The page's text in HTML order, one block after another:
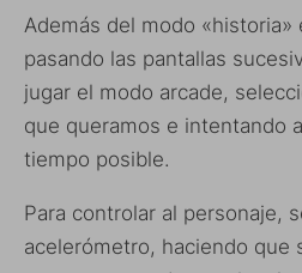
Además del modo «historia»
pasando las pantallas
jugar el modo arcade,
que queramos e intentando
tiempo posible.
Para controlar al personaje,
acelerómetro, haciendo que